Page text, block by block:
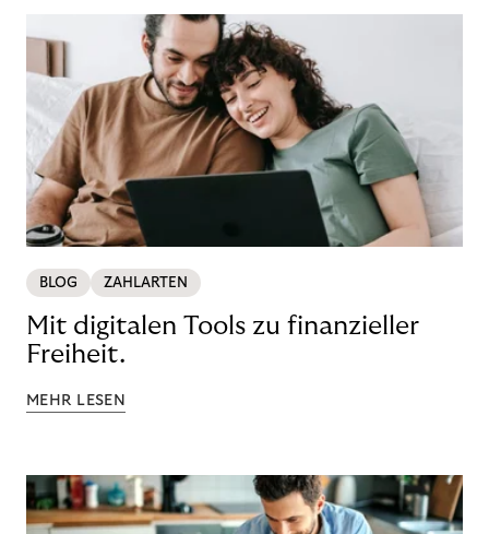
BLOG ZAHLARTEN
Mit digitalen Tools zu finanzieller
Freiheit.
MEHR LESEN